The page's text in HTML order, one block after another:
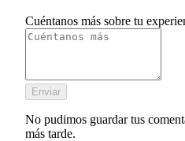
Cuéntanos más sobre tu
Enviar
No pudimos guardar tus
más tarde.